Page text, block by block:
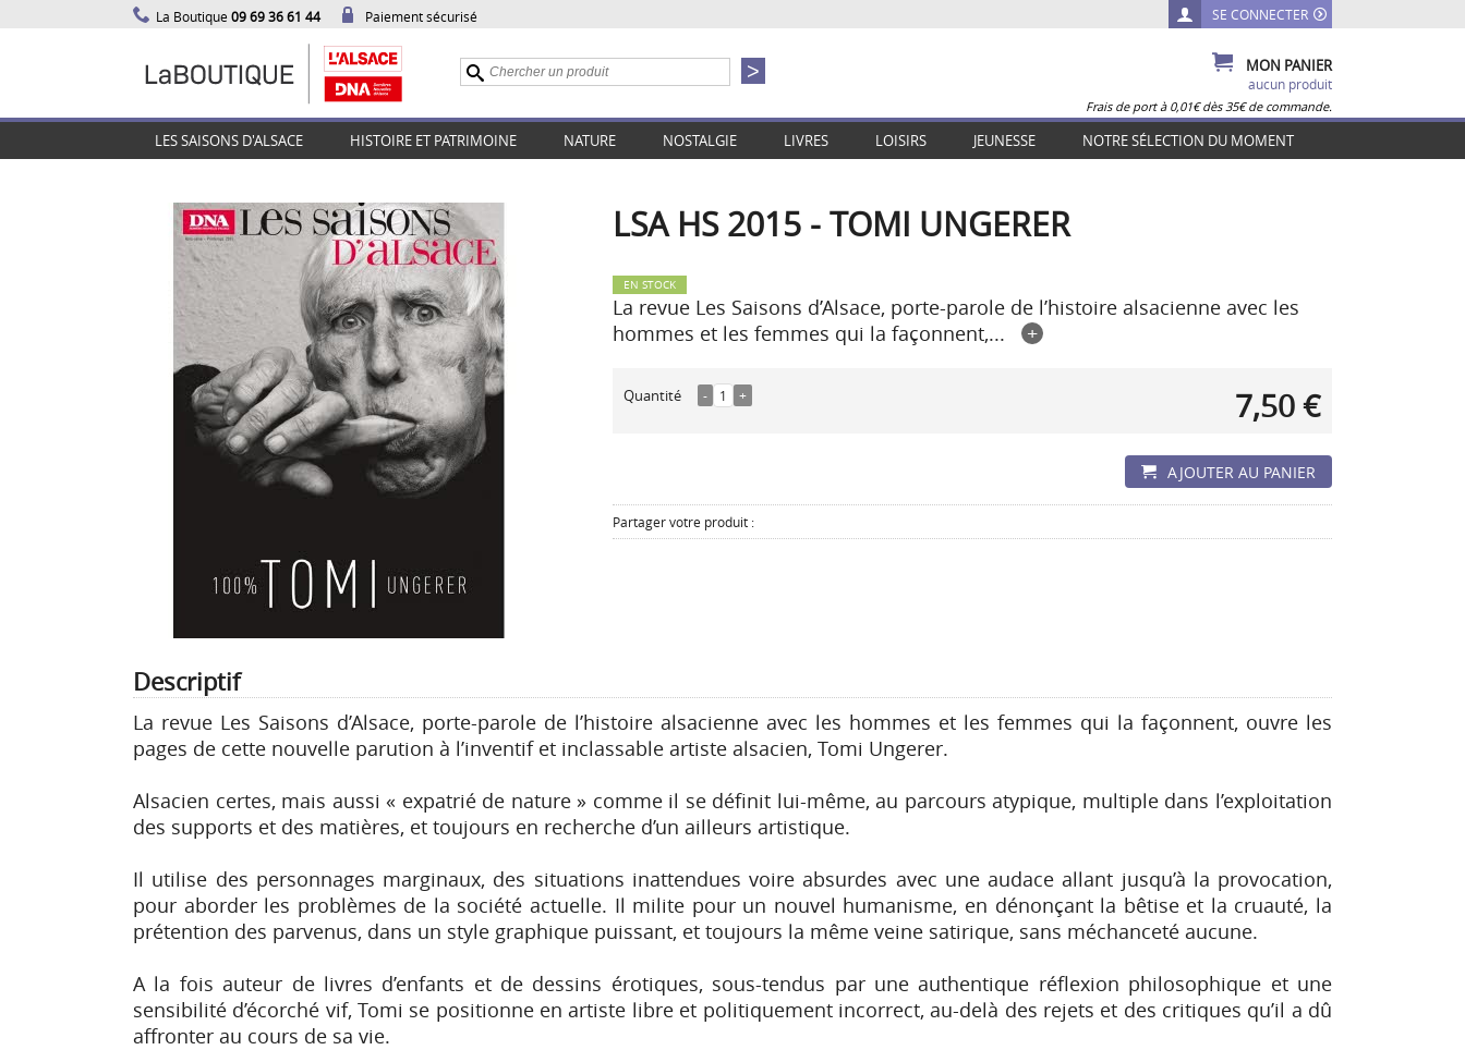
La Boutique09 69 36 61 44 Paiement sécurisé SE CONNECTER
MON PANIER
aucun produit
Frais de port à 0,01€ dès 35€ de commande.
LES SAISONS D'ALSACE HISTOIRE ET PATRIMOINE NATURE NOSTALGIE LIVRES LOISIRS JEUNESSE NOTRE SÉLECTION DU MOMENT
LSA HS 2015 - TOMI UNGERER
EN STOCK
La revue Les Saisons d’Alsace, porte-parole de l’histoire alsacienne avec les
hommes et les femmes qui la façonnent,...
+
Quantité - 1 + 7,50 €
AJOUTER AU PANIER
Partager votre produit :
Descriptif
La revue Les Saisons d’Alsace, porte-parole de l’histoire alsacienne avec les hommes et les femmes qui la façonnent, ouvre les
pages de cette nouvelle parution à l’inventif et inclassable artiste alsacien, Tomi Ungerer.
Alsacien certes, mais aussi « expatrié de nature » comme il se définit lui-même, au parcours atypique, multiple dans l’exploitation
des supports et des matières, et toujours en recherche d’un ailleurs artistique.
Il utilise des personnages marginaux, des situations inattendues voire absurdes avec une audace allant jusqu’à la provocation,
pour aborder les problèmes de la société actuelle. Il milite pour un nouvel humanisme, en dénonçant la bêtise et la cruauté, la
prétention des parvenus, dans un style graphique puissant, et toujours la même veine satirique, sans méchanceté aucune.
A la fois auteur de livres d’enfants et de dessins érotiques, sous-tendus par une authentique réflexion philosophique et une
sensibilité d’écorché vif, Tomi se positionne en artiste libre et politiquement incorrect, au-delà des rejets et des critiques qu’il a dû
affronter au cours de sa vie.